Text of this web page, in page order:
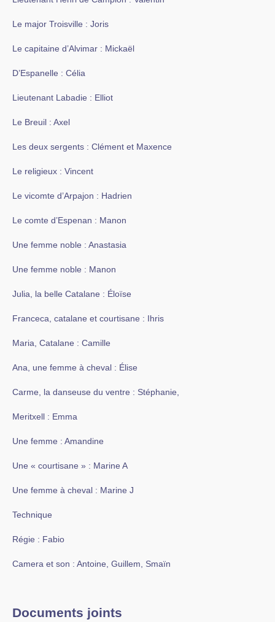
Le major Troisville : Joris
Le capitaine d’Alvimar : Mickaël
D’Espanelle : Célia
Lieutenant Labadie : Elliot
Le Breuil : Axel
Les deux sergents : Clément et Maxence
Le religieux : Vincent
Le vicomte d’Arpajon : Hadrien
Le comte d’Espenan : Manon
Une femme noble : Anastasia
Une femme noble : Manon
Julia, la belle Catalane : Éloïse
Franceca, catalane et courtisane : Ihris
Maria, Catalane : Camille
Ana, une femme à cheval : Élise
Carme, la danseuse du ventre : Stéphanie,
Meritxell : Emma
Une femme : Amandine
Une « courtisane » : Marine A
Une femme à cheval : Marine J
Technique
Régie : Fabio
Camera et son : Antoine, Guillem, Smaïn
Documents joints